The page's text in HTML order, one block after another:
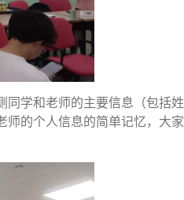
学和老师的主要信息（包括
的个人信息的简单记忆，大